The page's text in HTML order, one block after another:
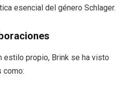
esencial del género Schlager.
estilo propio, Brink se ha visto
como: